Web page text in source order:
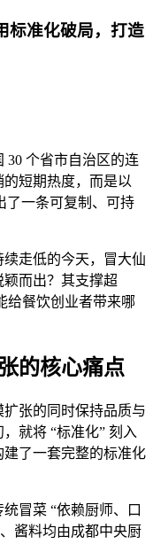
标准化破局，打造
30 个省市自治区的连
短期热度，而是以
了一条可复制、可持
走低的今天，冒大仙
而出？其支撑超
给餐饮创业者带来哪
的核心痛点
张的同时保持品质与
就将 “标准化” 刻入
了一套完整的标准化
冒菜 “依赖厨师、口
酱料均由成都中央厨